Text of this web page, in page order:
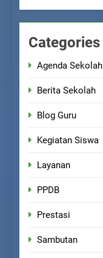
Categories
Agenda Sekolah
Berita Sekolah
Blog Guru
Kegiatan Siswa
Layanan
PPDB
Prestasi
Sambutan